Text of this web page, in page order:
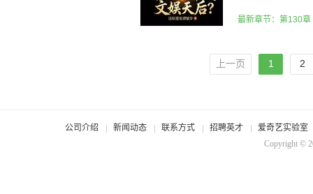
上一页 1 2
公司介绍 新闻动态 联系方式 招聘英才
爱奇艺实验室
Copyright ©